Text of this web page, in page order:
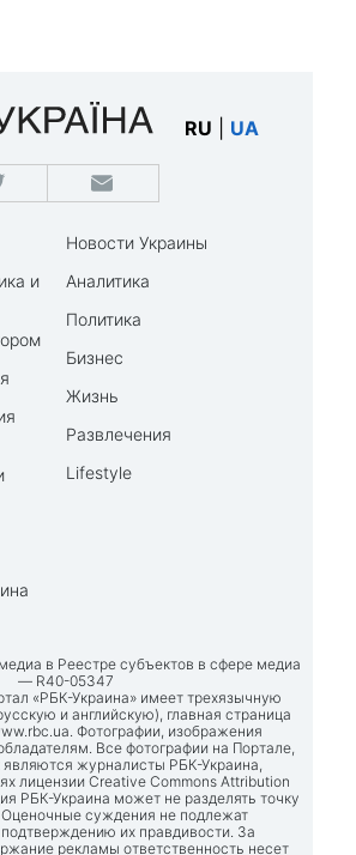
RU UA
и
Новости Украины
Аналитика
Политика
Бизнес
Жизнь
Развлечения
Lifestyle
в Реестре субъектов в сфере медиа
— R40-05347
«РБК-Украина» имеет трехязычную
и английскую), главная страница
. Фотографии, изображения
Все фотографии на Портале,
являются журналисты РБК-Украина,
лицензии Creative Commons Attribution
РБК-Украина может не разделять точку
Оценочные суждения не подлежат
их правдивости. За
рекламы ответственность несет